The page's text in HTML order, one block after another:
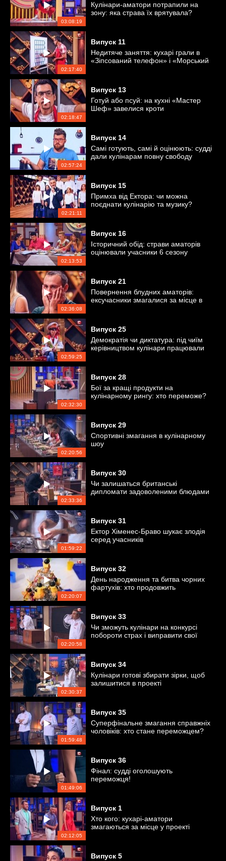
03:08:19
Кулінари-аматори потрапили на
зону: яка страва їх врятувала?
02:17:40
Випуск 11
Недитяче заняття: кухарі грали в
«Зіпсований телефон» і «Морський
02:18:47
Випуск 13
Готуй або псуй: на кухні «Мастер
Шеф» завелися кроти
02:57:24
Випуск 14
Самі готують, самі й оцінюють: судді
дали кулінарам повну свободу
02:21:11
Випуск 15
Примха від Ектора: чи можна
поєднати кулінарію та музику?
02:13:53
Випуск 16
Історичний обід: страви аматорів
оцінювали учасники 6 сезону
02:36:08
Випуск 21
Повернення блудних аматорів:
ексучасники змагалися за місце в
02:59:25
Випуск 25
Демократія чи диктатура: під чиїм
керівництвом кулінари працювали
02:32:30
Випуск 28
Бої за кращі продукти на
кулінарному рингу: хто переможе?
02:20:56
Випуск 29
Спортивні змагання в кулінарному
шоу
02:33:36
Випуск 30
Чи залишаться британські
дипломати задоволеними блюдами
01:59:22
Випуск 31
Ектор Хіменес-Браво шукає злодія
серед учасників
02:20:07
Випуск 32
День народження та битва чорних
фартухів: хто продовжить
02:20:58
Випуск 33
Чи зможуть кулінари на конкурсі
побороти страх і виправити свої
02:30:37
Випуск 34
Кулінари готові збирати зірки, щоб
залишитися в проекті
01:59:48
Випуск 35
Суперфінальне змагання справжніх
чоловіків: хто стане переможцем?
01:49:06
Випуск 36
Фінал: судді оголошують
переможця!
02:12:05
Випуск 1
Хто кого: кухарі-аматори
змагаються за місце у проекті
Випуск 5